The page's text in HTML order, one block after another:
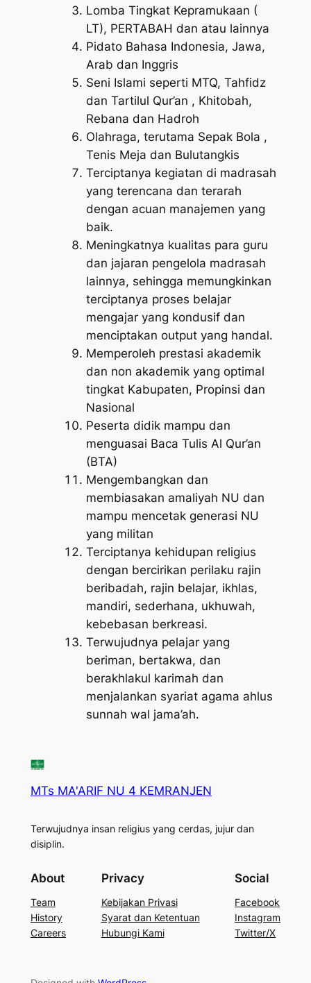
Lomba Tingkat Kepramukaan (
LT), PERTABAH dan atau lainnya
Pidato Bahasa Indonesia, Jawa,
Arab dan Inggris
Seni Islami seperti MTQ, Tahfidz
dan Tartilul Qur’an , Khitobah,
Rebana dan Hadroh
Olahraga, terutama Sepak Bola ,
Tenis Meja dan Bulutangkis
Terciptanya kegiatan di madrasah
yang terencana dan terarah
dengan acuan manajemen yang
baik.
Meningkatnya kualitas para guru
dan jajaran pengelola madrasah
lainnya, sehingga memungkinkan
terciptanya proses belajar
mengajar yang kondusif dan
menciptakan output yang handal.
Memperoleh prestasi akademik
dan non akademik yang optimal
tingkat Kabupaten, Propinsi dan
Nasional
Peserta didik mampu dan
menguasai Baca Tulis Al Qur’an
(BTA)
Mengembangkan dan
membiasakan amaliyah NU dan
mampu mencetak generasi NU
yang militan
Terciptanya kehidupan religius
dengan bercirikan perilaku rajin
beribadah, rajin belajar, ikhlas,
mandiri, sederhana, ukhuwah,
kebebasan berkreasi.
Terwujudnya pelajar yang
beriman, bertakwa, dan
berakhlakul karimah dan
menjalankan syariat agama ahlus
sunnah wal jama’ah.
MTs MA'ARIF NU 4 KEMRANJEN
Terwujudnya insan religius yang cerdas, jujur dan
disiplin.
About
Team
History
Careers
Privacy
Kebijakan Privasi
Syarat dan Ketentuan
Hubungi Kami
Social
Facebook
Instagram
Twitter/X